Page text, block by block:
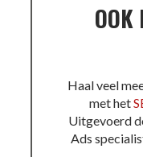
OOK
Haal veel
met het
Uitgevoerd
Ads